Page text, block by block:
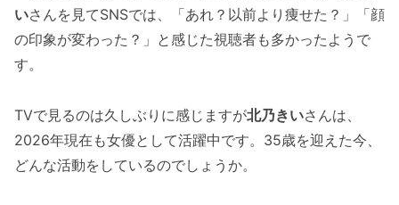
いさんを見てSNSでは、「あれ？以前より痩せた？」「顔
の印象が変わった？」と感じた視聴者も多かったようで
す。
TVで見るのは久しぶりに感じますが北乃きいさんは、
2026年現在も女優として活躍中です。35歳を迎えた今、
どんな活動をしているのでしょうか。